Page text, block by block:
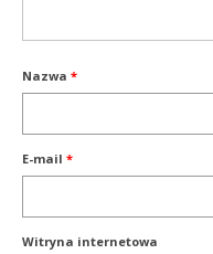
Nazwa *
E-mail *
Witryna internetowa